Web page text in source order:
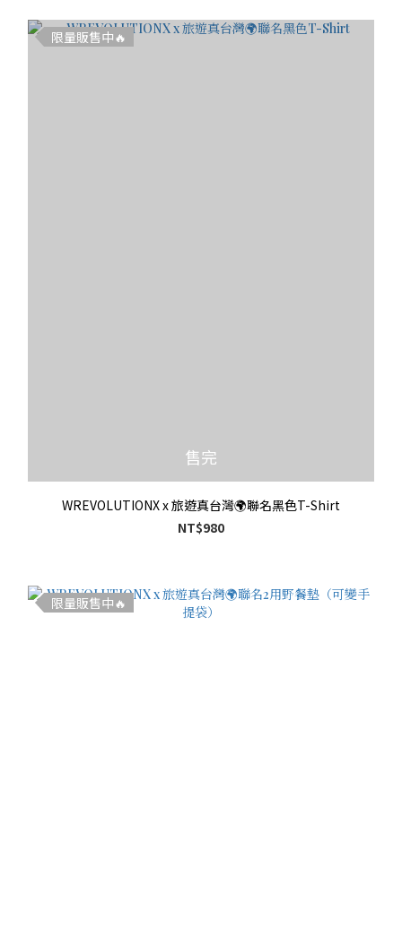
限量販售中🔥
售完
WREVOLUTIONX x 旅遊真台灣🌍聯名黑色T-Shirt
NT$980
限量販售中🔥